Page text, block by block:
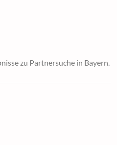
zu Partnersuche in Bayern.